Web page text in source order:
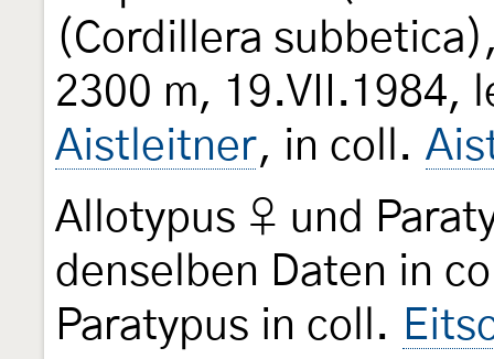
(Cordillera
2300 m, 19.VII.1984,
Aistleitner, in coll.
Allotypus ♀ und
denselben Daten in
Paratypus in coll.